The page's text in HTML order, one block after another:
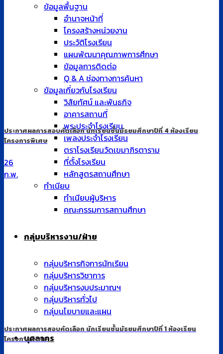
ข้อมูลพื้นฐาน
อำนาจหน้าที่
โครงสร้างหน่วยงาน
ประวัติโรงเรียน
แผนพัฒนาคุณภาพการศึกษา
ข้อมูลการติดต่อ
Q & A ช่องทางการค้นหา
ข้อมูลเกี่ยวกับโรงเรียน
วิสัยทัศน์ และพันธกิจ
อาคารสถานที่
พระประจำโรงเรียน
เพลงประจำโรงเรียน
ตราโรงเรียนวัดเขมาภิรตาราม
ที่ตั้งโรงเรียน
หลักสูตรสถานศึกษา
ทำเนียบ
ทำเนียบผู้บริหาร
คณะกรรมการสถานศึกษา
กลุ่มบริหารงาน/ฝ่าย
กลุ่มบริหารกิจการนักเรียน
กลุ่มบริหารวิชาการ
กลุ่มบริหารงบประมาณฯ
กลุ่มบริหารทั่วไป
กลุ่มนโยบายและแผน
บุคลากร
ประกาศผลการสอบคัดเลือก นักเรียนชั้นมัธยมศึกษาปีที่ 4 ห้องเรียน
โครงการพิเศษ
26
ก.พ.
ประกาศผลการสอบคัดเลือก นักเรียนชั้นมัธยมศึกษาปีที่ 1 ห้องเรียน
โครงการพิเศษ